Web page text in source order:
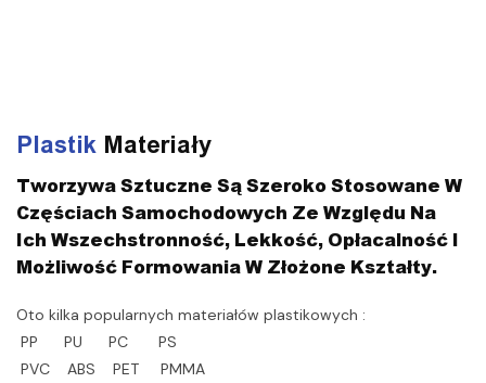
Plastik Materiały
Tworzywa Sztuczne Są Szeroko Stosowane W
Częściach Samochodowych Ze Względu Na
Ich Wszechstronność, Lekkość, Opłacalność I
Możliwość Formowania W Złożone Kształty.
Oto kilka popularnych materiałów plastikowych :
PP PU PC PS
PVC ABS PET PMMA